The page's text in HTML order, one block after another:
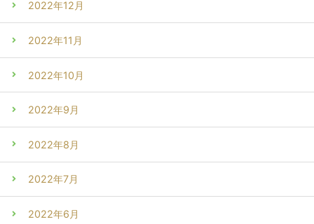
2022年12月
2022年11月
2022年10月
2022年9月
2022年8月
2022年7月
2022年6月